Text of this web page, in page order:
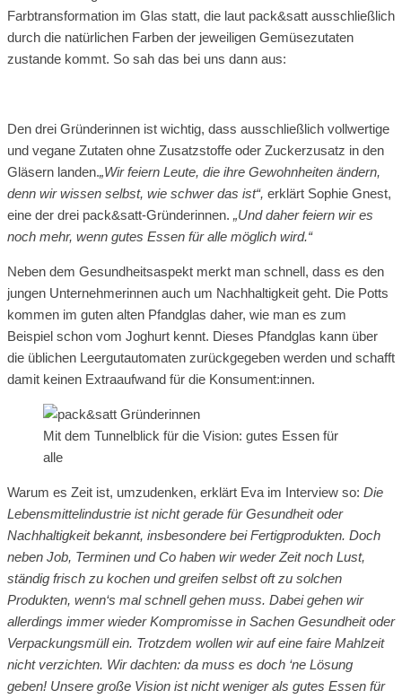
Farbtransformation im Glas statt, die laut pack&satt ausschließlich
durch die natürlichen Farben der jeweiligen Gemüsezutaten
zustande kommt. So sah das bei uns dann aus:
Den drei Gründerinnen ist wichtig, dass ausschließlich vollwertige
und vegane Zutaten ohne Zusatzstoffe oder Zuckerzusatz in den
Gläsern landen.„Wir feiern Leute, die ihre Gewohnheiten ändern,
denn wir wissen selbst, wie schwer das ist“, erklärt Sophie Gnest,
eine der drei pack&satt-Gründerinnen. „Und daher feiern wir es
noch mehr, wenn gutes Essen für alle möglich wird.“
Neben dem Gesundheitsaspekt merkt man schnell, dass es den
jungen Unternehmerinnen auch um Nachhaltigkeit geht. Die Potts
kommen im guten alten Pfandglas daher, wie man es zum
Beispiel schon vom Joghurt kennt. Dieses Pfandglas kann über
die üblichen Leergutautomaten zurückgegeben werden und schafft
damit keinen Extraaufwand für die Konsument:innen.
Mit dem Tunnelblick für die Vision: gutes Essen für
alle
Warum es Zeit ist, umzudenken, erklärt Eva im Interview so: Die
Lebensmittelindustrie ist nicht gerade für Gesundheit oder
Nachhaltigkeit bekannt, insbesondere bei Fertigprodukten. Doch
neben Job, Terminen und Co haben wir weder Zeit noch Lust,
ständig frisch zu kochen und greifen selbst oft zu solchen
Produkten, wenn‘s mal schnell gehen muss. Dabei gehen wir
allerdings immer wieder Kompromisse in Sachen Gesundheit oder
Verpackungsmüll ein. Trotzdem wollen wir auf eine faire Mahlzeit
nicht verzichten. Wir dachten: da muss es doch ‘ne Lösung
geben! Unsere große Vision ist nicht weniger als gutes Essen für